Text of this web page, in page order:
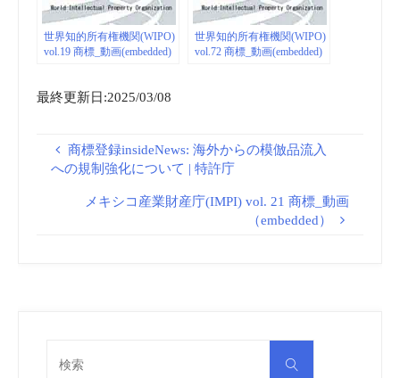
世界知的所有権機関(WIPO)
vol.19 商標_動画(embedded)
世界知的所有権機関(WIPO)
vol.72 商標_動画(embedded)
最終更新日:2025/03/08
商標登録insideNews: 海外からの模倣品流入
への規制強化について | 特許庁
メキシコ産業財産庁(IMPI) vol. 21 商標_動画
（embedded）
検